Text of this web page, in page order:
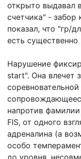
открыто выдавал
счетчика" - забор
показал, что "гр/
есть
Нарушение
start". Она влечет
напротив
FIS, от одного
адреналина (а
особо